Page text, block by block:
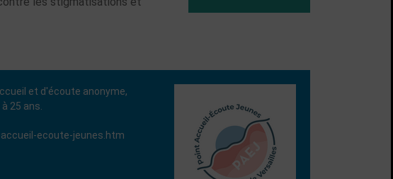
et d'écoute anonyme,
à 25 ans.
ecoute-jeunes.htm